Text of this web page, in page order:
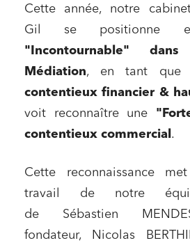
Cette année, notre
Gil se positionne
"Incontournable"
Médiation, en tant que
contentieux financier &
voit reconnaître une
contentieux commercial .
Cette reconnaissance
travail de notre
de Sébastien
fondateur, Nicolas